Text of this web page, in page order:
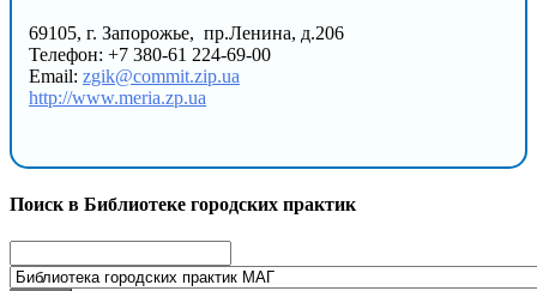
69105, г. Запорожье, пр.Ленина, д.206
Телефон: +7 380-61 224-69-00
Email: zgik@commit.zip.ua
http://www.meria.zp.ua
Поиск в Библиотеке городских практик
for: